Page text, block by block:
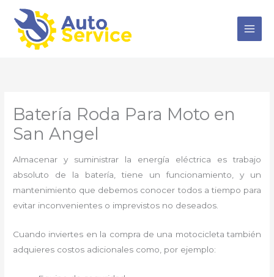
contenido
Batería Roda Para Moto en
San Angel
Almacenar y suministrar la energía eléctrica es trabajo
absoluto de la batería, tiene un funcionamiento, y un
mantenimiento que debemos conocer todos a tiempo para
evitar inconvenientes o imprevistos no deseados.
Cuando inviertes en la compra de una motocicleta también
adquieres costos adicionales como, por ejemplo: